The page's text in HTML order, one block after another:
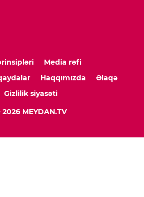
Media rəfi
Haqqımızda
Əlaqə
Gizlilik siyasəti
MEYDAN.TV